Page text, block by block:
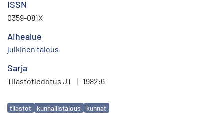
ISSN
0359-081X
Aihealue
julkinen talous
Sarja
Tilastotiedotus JT | 1982:6
Avainsanat
tilastot kunnallistalous kunnat